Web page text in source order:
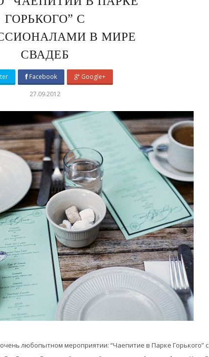
ГОРЬКОГО” С
В МИРЕ
СВАДЕБ
Facebook Google+
27.09.2012
любопытном мероприятии: “Чаепитие в Парке Горького” с